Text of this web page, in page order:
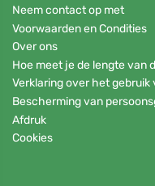
Neem contact op met
Voorwaarden en Condities
Over ons
Hoe meet je de lengte van
Verklaring over het gebruik
Bescherming van
Afdruk
Cookies